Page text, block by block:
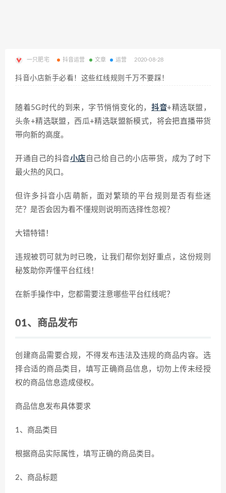
一只肥宅 抖音运营 文章 运营 2020-08-28
抖音小店新手必看！这些红线规则千万不要踩！
随着5G时代的到来，字节悄悄变化的， 抖音+精选联盟，
头条+精选联盟，西瓜+精选联盟新模式，将会把直播带货
带向新的高度。
开通自己的抖音小店 自己给自己的小店带货，成为了时下
最火热的风口。
但许多抖音小店萌新，面对繁琐的平台规则是否有些迷
茫？是否会因为看不懂规则说明而选择性忽视？
大错特错！
违规被罚可就为时已晚，让我们帮你划好重点，这份规则
秘笈助你弄懂平台红线！
在新手操作中，您都需要注意哪些平台红线呢？
01、 商品发布
创建商品需要合规，不得发布违法及违规的商品内容。选
择合适的商品类目，填写正确商品信息，切勿上传未经授
权的商品信息造成侵权。
商品信息发布具体要求
1、商品类目
根据商品实际属性，填写正确的商品类目。
2、商品标题